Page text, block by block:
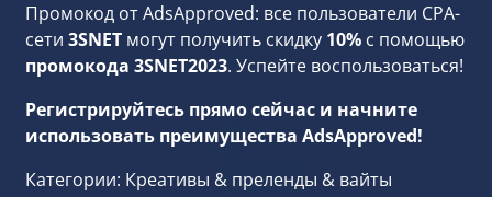
Промокод от AdsApproved: все пользователи CPA-
сети 3SNET могут получить скидку 10% с помощью
промокода 3SNET2023. Успейте воспользоваться!
Регистрируйтесь прямо сейчас и начните
использовать преимущества AdsApproved!
Категории: Креативы & преленды & вайты